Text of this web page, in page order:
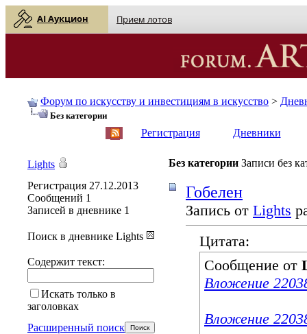
AI Аукцион Прием лотов
Форум по искусству и инвестициям в искусство >
Без категории
Регистрация Дневники
Без категории Записи без
Гобелен
Запись от Lights
Цитата:
Сообщение от
Вложение
Вложение
Lights
Регистрация 27.12.2013
Сообщений 1
Записей в дневнике 1
Поиск в дневнике Lights
Содержит текст:
Искать только в
заголовках
Расширенный поиск